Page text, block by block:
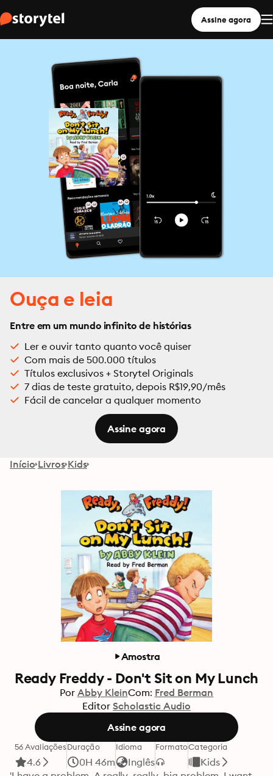
Assine agora
Ouça e leia
Entre em um mundo infinito de histórias
Ler e ouvir tanto quanto você quiser
Com mais de 500.000 títulos
Títulos exclusivos + Storytel Originals
7 dias de teste gratuito, depois R$19,90/mês
Fácil de cancelar a qualquer momento
Assine agora
Início Livros Kids
Amostra
Ready Freddy - Don't Sit on My Lunch
Por Abby KleinCom: Fred Berman
Editor Scholastic Audio
Assine agora
56 Avaliações
4.6
Duração
0H 46m
Idioma
Inglês
FormatoCategoria
Kids